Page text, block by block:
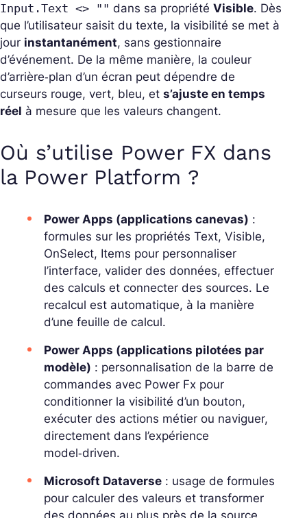
Input.Text <> "" dans sa propriété Visible. Dès
que l’utilisateur saisit du texte, la visibilité se met à
jour instantanément, sans gestionnaire
d’événement. De la même manière, la couleur
d’arrière‑plan d’un écran peut dépendre de
curseurs rouge, vert, bleu, et s’ajuste en temps
réel à mesure que les valeurs changent.
Où s’utilise Power FX dans
la Power Platform ?
Power Apps (applications canevas) :
formules sur les propriétés Text, Visible,
OnSelect, Items pour personnaliser
l’interface, valider des données, effectuer
des calculs et connecter des sources. Le
recalcul est automatique, à la manière
d’une feuille de calcul.
Power Apps (applications pilotées par
modèle) : personnalisation de la barre de
commandes avec Power Fx pour
conditionner la visibilité d’un bouton,
exécuter des actions métier ou naviguer,
directement dans l’expérience
model‑driven.
Microsoft Dataverse : usage de formules
pour calculer des valeurs et transformer
des données au plus près de la source,